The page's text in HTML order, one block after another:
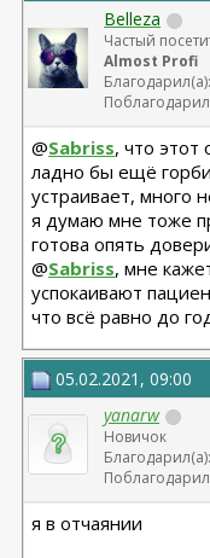
Belleza
Частый
Almost Profi
@Sabriss, что этот
ладно бы ещё
устраивает, много
я думаю мне тоже
готова опять
@Sabriss, мне
успокаивают
что всё равно до
05.02.2021, 09:00
yanarw
Новичок
я в отчаянии